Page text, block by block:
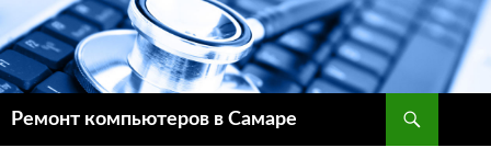
Ремонт компьютеров в Самаре